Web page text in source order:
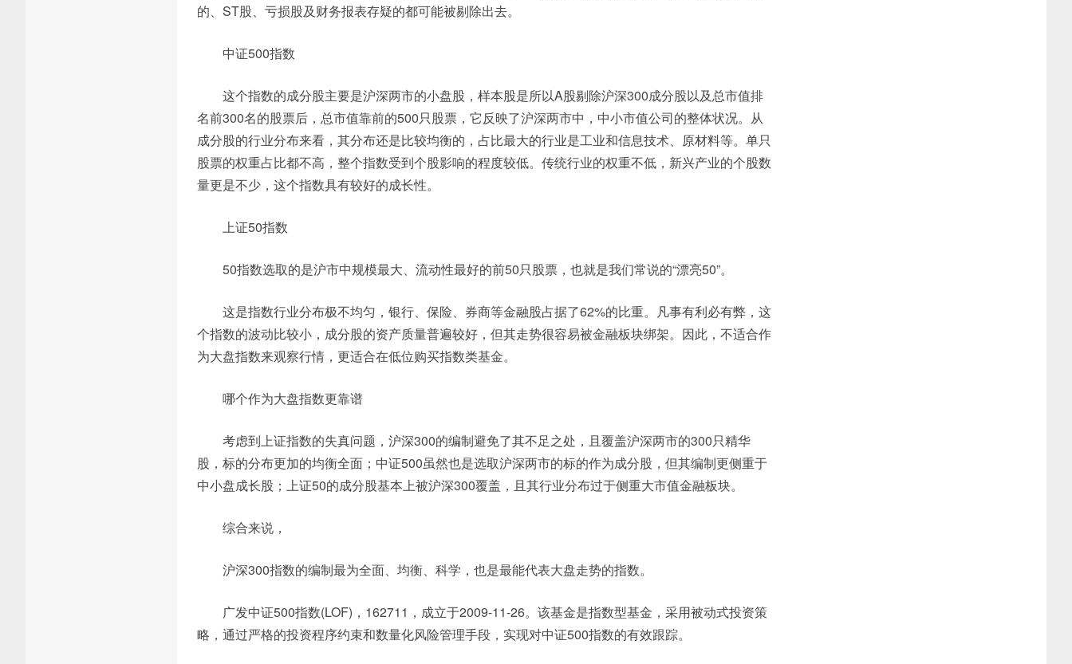
的、ST股、亏损股及财务报表存疑的都可能被剔除出去。
中证500指数
这个指数的成分股主要是沪深两市的小盘股，样本股是所以A股剔除沪深300成分股以及总市值排
名前300名的股票后，总市值靠前的500只股票，它反映了沪深两市中，中小市值公司的整体状况。从
成分股的行业分布来看，其分布还是比较均衡的，占比最大的行业是工业和信息技术、原材料等。单只
股票的权重占比都不高，整个指数受到个股影响的程度较低。传统行业的权重不低，新兴产业的个股数
量更是不少，这个指数具有较好的成长性。
上证50指数
50指数选取的是沪市中规模最大、流动性最好的前50只股票，也就是我们常说的“漂亮50”。
这是指数行业分布极不均匀，银行、保险、券商等金融股占据了62%的比重。凡事有利必有弊，这
个指数的波动比较小，成分股的资产质量普遍较好，但其走势很容易被金融板块绑架。因此，不适合作
为大盘指数来观察行情，更适合在低位购买指数类基金。
哪个作为大盘指数更靠谱
考虑到上证指数的失真问题，沪深300的编制避免了其不足之处，且覆盖沪深两市的300只精华
股，标的分布更加的均衡全面；中证500虽然也是选取沪深两市的标的作为成分股，但其编制更侧重于
中小盘成长股；上证50的成分股基本上被沪深300覆盖，且其行业分布过于侧重大市值金融板块。
综合来说，
沪深300指数的编制最为全面、均衡、科学，也是最能代表大盘走势的指数。
广发中证500指数(LOF)，162711，成立于2009-11-26。该基金是指数型基金，采用被动式投资策
略，通过严格的投资程序约束和数量化风险管理手段，实现对中证500指数的有效跟踪。